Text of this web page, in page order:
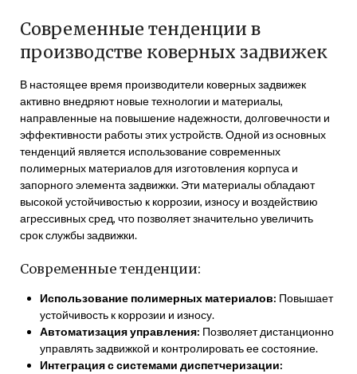
Современные тенденции в
производстве коверных задвижек
В настоящее время производители коверных задвижек
активно внедряют новые технологии и материалы,
направленные на повышение надежности, долговечности и
эффективности работы этих устройств. Одной из основных
тенденций является использование современных
полимерных материалов для изготовления корпуса и
запорного элемента задвижки. Эти материалы обладают
высокой устойчивостью к коррозии, износу и воздействию
агрессивных сред, что позволяет значительно увеличить
срок службы задвижки.
Современные тенденции:
Использование полимерных материалов: Повышает
устойчивость к коррозии и износу.
Автоматизация управления: Позволяет дистанционно
управлять задвижкой и контролировать ее состояние.
Интеграция с системами диспетчеризации: